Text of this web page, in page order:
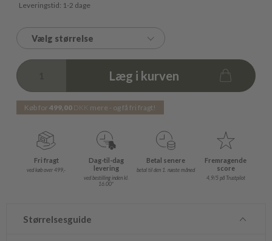
Leveringstid: 1-2 dage
Vælg størrelse
Læg i kurven
Køb for499,00 DKK mere - og få fri fragt!
Fri fragt
ved køb over 499,-
Dag-til-dag
levering
ved bestilling inden kl.
16.00*
Betal senere
betal til den 1. næste måned
Fremragende
score
4,9/5 på Trustpilot
Størrelsesguide